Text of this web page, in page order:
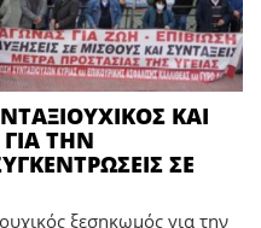
ΚΑΙ
ΤΗΝ
ΣΕ
ξεσηκωμός για την